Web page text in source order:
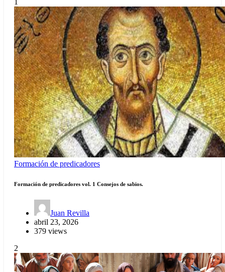
1
Formación de predicadores
Formación de predicadores vol. 1 Consejos de sabios.
Juan Revilla
abril 23, 2026
379 views
2